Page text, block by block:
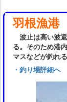
羽根漁港
波止は高い波
る。そのため港
マスなどが釣れる
・釣り場詳細へ